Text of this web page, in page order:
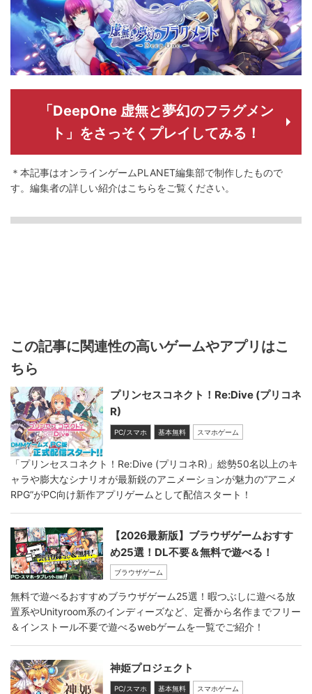
「DeepOne 虚無と夢幻のフラグメン
ト」をさっそくプレイしてみる！
＊本記事はオンラインゲームPLANET編集部で制作したもので
す。 編集者の詳しい紹介はこちらをご覧ください。
この記事に関連性の高いゲームやアプリはこ
ちら
プリンセスコネクト！Re:Dive (プリコネ
R)
PC/スマホ 基本無料 スマホゲーム
「プリンセスコネクト！Re:Dive (プリコネR)」総勢50名以上のキ
ャラや膨大なシナリオが最新鋭のアニメーションが魅力の“アニメ
RPG”がPC向け新作アプリゲームとして配信スタート！
【2026最新版】ブラウザゲームおすす
め25選！DL不要＆無料で遊べる！
ブラウザゲーム
無料で遊べるおすすめブラウザゲーム25選！暇つぶしに遊べる放
置系やUnityroom系のインディーズなど、定番から名作までフリー
＆インストール不要で遊べるwebゲームを一覧でご紹介！
神姫プロジェクト
PC/スマホ 基本無料 スマホゲーム